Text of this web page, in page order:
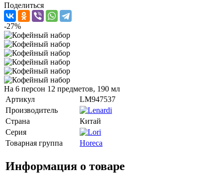
Поделиться
-27%
На 6 персон 12 предметов, 190 мл
Артикул
LM947537
Производитель
Страна
Китай
Серия
Товарная группа
Horeca
Информация о товаре